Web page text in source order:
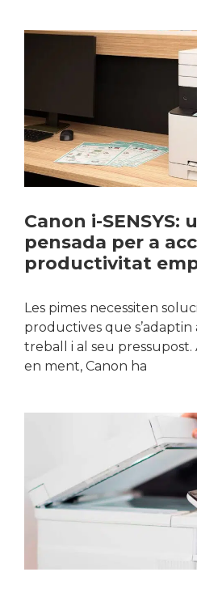
Canon i-SENSYS:
pensada per a
productivitat
Les pimes necessiten
productives que
treball i al seu
en ment, Canon ha